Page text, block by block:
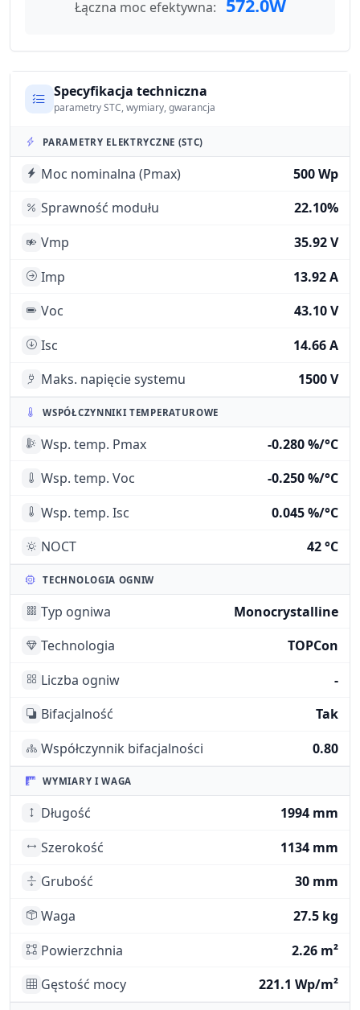
Łączna moc efektywna: 572.0W
Specyfikacja techniczna
parametry STC, wymiary, gwarancja
PARAMETRY ELEKTRYCZNE (STC)
Moc nominalna (Pmax)
500 Wp
Sprawność modułu
22.10%
Vmp
35.92 V
Imp
13.92 A
Voc
43.10 V
Isc
14.66 A
Maks. napięcie systemu
1500 V
WSPÓŁCZYNNIKI TEMPERATUROWE
Wsp. temp. Pmax
-0.280 %/°C
Wsp. temp. Voc
-0.250 %/°C
Wsp. temp. Isc
0.045 %/°C
NOCT
42 °C
TECHNOLOGIA OGNIW
Typ ogniwa
Monocrystalline
Technologia
TOPCon
Liczba ogniw
-
Bifacjalność
Tak
Współczynnik bifacjalności
0.80
WYMIARY I WAGA
Długość
1994 mm
Szerokość
1134 mm
Grubość
30 mm
Waga
27.5 kg
Powierzchnia
2.26 m²
Gęstość mocy
221.1 Wp/m²